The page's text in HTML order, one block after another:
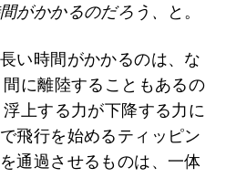
がかかるのだろう、
と。
い時間がかかるのは、な
に離陸することもあるの
上する力が下降する力に
飛行を始めるティッピン
通過させるものは、一体